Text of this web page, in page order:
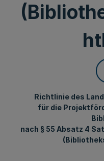
Richtlinie des
für die
nach § 55 Absatz 4